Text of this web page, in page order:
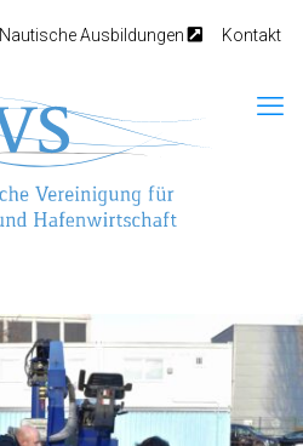
Nautische Ausbildungen Kontakt